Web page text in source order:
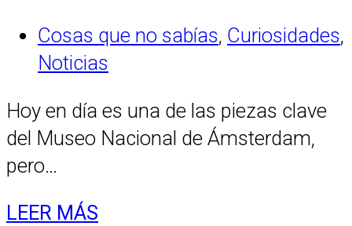
Cosas que no sabías, Curiosidades,
Noticias
Hoy en día es una de las piezas clave
del Museo Nacional de Ámsterdam,
pero…
LEER MÁS